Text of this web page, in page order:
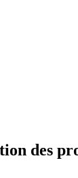
des